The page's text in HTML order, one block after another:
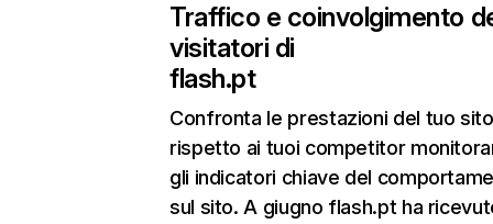
Traffico e coinvolgimento
visitatori di
flash.pt
Confronta le prestazioni del tuo
rispetto ai tuoi competitor
gli indicatori chiave del
sul sito. A giugno flash.pt ha